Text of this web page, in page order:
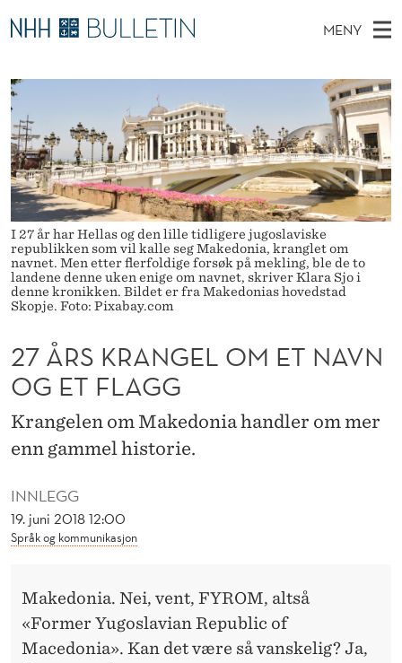
2
7
Å
R
S
K
R
A
N
G
E
L
O
M
T
N
MENY
O
V
E
D
M
E
N
Y
Ø
K
I
N
E
T
T
S
T
E
D
E
T
Stipendiater og nye forskerprofiler
Disputaser
Ekspertutvalg
Om Bulletin
I 27 år har Hellas og den lille tidligere jugoslaviske
republikken som vil kalle seg Makedonia, kranglet om
navnet. Men etter flerfoldige forsøk på mekling, ble de to
landene denne uken enige om navnet, skriver Klara Sjo i
denne kronikken. Bildet er fra Makedonias hovedstad
Skopje. Foto: Pixabay.com
INNLEGG
19. juni 2018 12:00
Språk og kommunikasjon
27 ÅRS KRANGEL OM ET NAVN
OG ET FLAGG
Krangelen om Makedonia handler om mer
enn gammel historie.
Makedonia. Nei, vent, FYROM, altså
«Former Yugoslavian Republic of
Macedonia». Kan det være så vanskelig? Ja,